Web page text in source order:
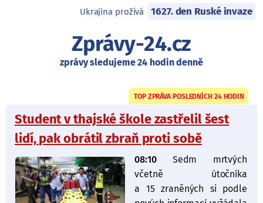
Ukrajina prožívá 1627. den Ruské invaze
Zprávy-24.cz
zprávy sledujeme 24 hodin denně
TOP ZPRÁVA POSLEDNÍCH 24 HODIN
Student v thajské škole zastřelil šest
lidí, pak obrátil zbraň proti sobě
08:10Sedm mrtvých
včetně útočníka
a 15 zraněných si podle